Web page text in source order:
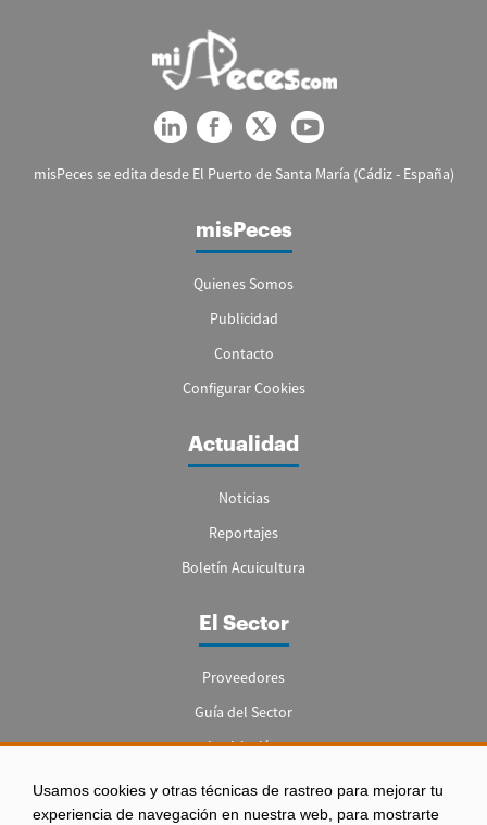
Usamos cookies y otras técnicas de rastreo para mejorar tu
experiencia de navegación en nuestra web, para mostrarte
misPeces se edita desde El Puerto de Santa María (Cádiz - España)
misPeces
Quienes Somos
Publicidad
Contacto
Configurar Cookies
Actualidad
Noticias
Reportajes
Boletín Acuicultura
El Sector
Proveedores
Guía del Sector
Legislación
Empleo